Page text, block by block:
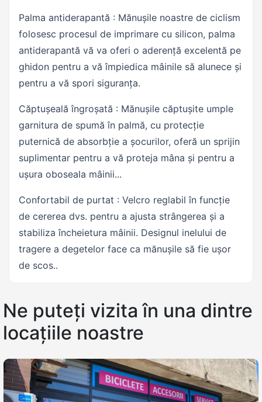
Palma antiderapantă : Mănușile noastre de ciclism
folosesc procesul de imprimare cu silicon, palma
antiderapantă vă va oferi o aderență excelentă pe
ghidon pentru a vă împiedica mâinile să alunece și
pentru a vă spori siguranța.
Căptușeală îngroșată : Mănușile căptușite umple
garnitura de spumă în palmă, cu protecție
puternică de absorbție a șocurilor, oferă un sprijin
suplimentar pentru a vă proteja mâna și pentru a
ușura oboseala mâinii...
Confortabil de purtat : Velcro reglabil în funcție
de cererea dvs. pentru a ajusta strângerea și a
stabiliza încheietura mâinii. Designul inelului de
tragere a degetelor face ca mănușile să fie ușor
de scos..
Ne puteți vizita în una dintre
locațiile noastre